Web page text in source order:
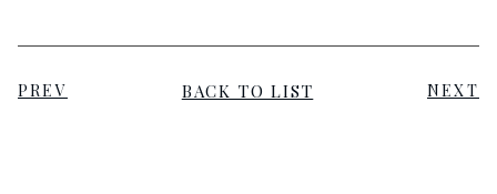
PREV BACK TO LIST NEXT